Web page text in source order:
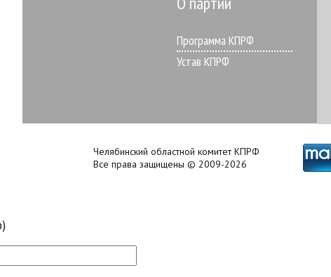
Программа КПРФ
Устав КПРФ
Челябинский областной комитет КПРФ
Все права защищены © 2009-2026